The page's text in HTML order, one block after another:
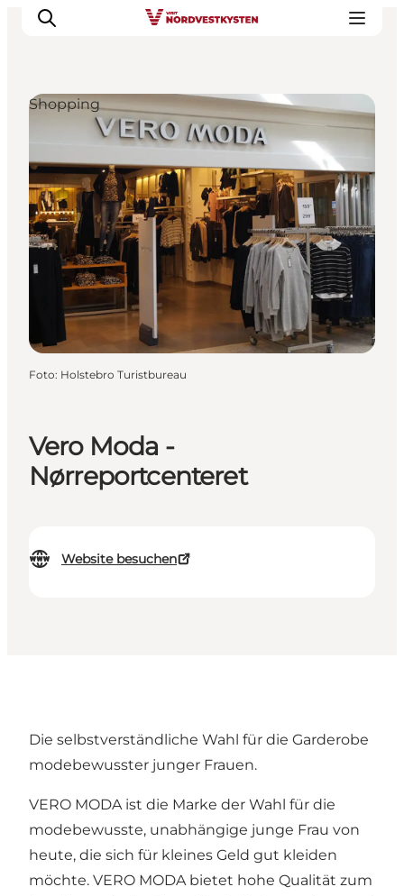
Urlaubsorte
Inspiration
Events
Unterkunft
Mach deine Urlaubsplanung
Vero Moda -
Nørreportcenteret
Website besuchen
Shopping
Foto: Holstebro Turistbureau
Die selbstverständliche Wahl für die Garderobe
modebewusster junger Frauen.
VERO MODA ist die Marke der Wahl für die
modebewusste, unabhängige junge Frau von
heute, die sich für kleines Geld gut kleiden
möchte. VERO MODA bietet hohe Qualität zum